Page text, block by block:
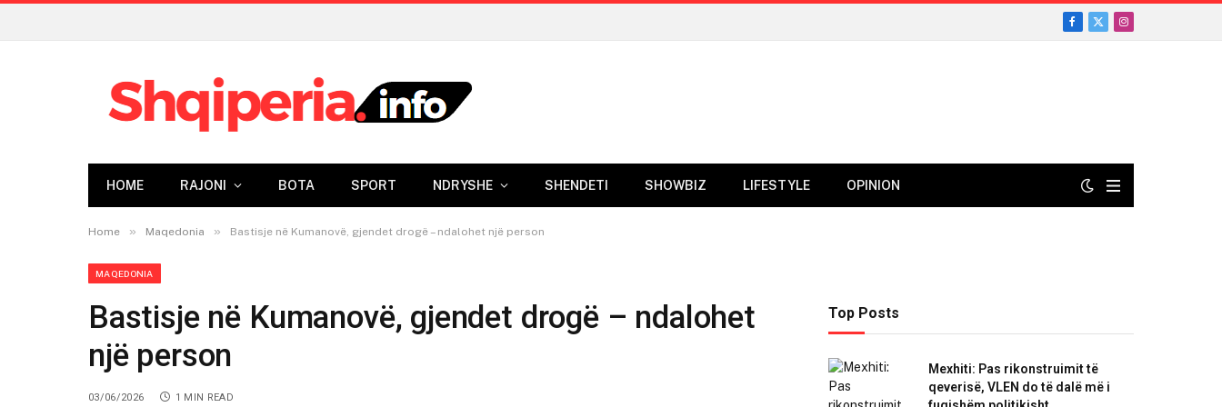
Facebook
X
Instagram
HOME RAJONI BOTA SPORT NDRYSHE SHENDETI SHOWBIZ LIFESTYLE OPINION
Home » Maqedonia » Bastisje në Kumanovë, gjendet drogë – ndalohet një person
MAQEDONIA
Bastisje në Kumanovë, gjendet drogë – ndalohet
një person
03/06/2026 1 MIN READ
Top Posts
Mexhiti: Pas rikonstruimit të
qeverisë, VLEN do të dalë më i